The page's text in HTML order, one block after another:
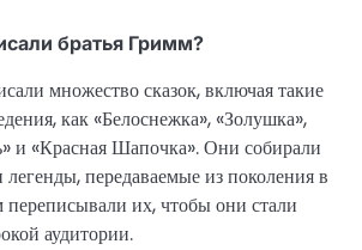
братья Гримм?
множество сказок, включая такие
как «Белоснежка», «Золушка»,
и «Красная Шапочка». Они собирали
передаваемые из поколения в
переписывали их, чтобы они стали
аудитории.